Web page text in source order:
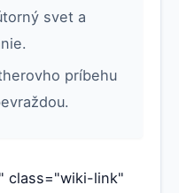
svet a
príbehu
class="wiki-link"